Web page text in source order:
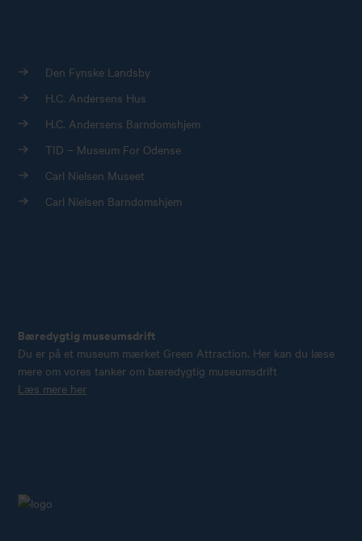
Den Fynske Landsby
H.C. Andersens Hus
H.C. Andersens Barndomshjem
TID – Museum For Odense
Carl Nielsen Museet
Carl Nielsen Barndomshjem
Bæredygtig museumsdrift
Du er på et museum mærket Green Attraction. Her kan du læse
mere om vores tanker om bæredygtig museumsdrift
Læs mere her